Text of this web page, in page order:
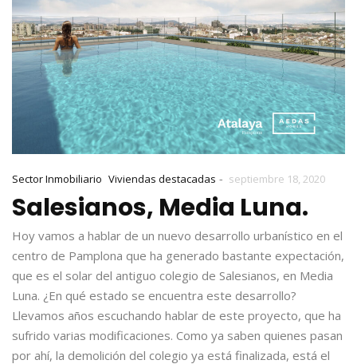
Sector Inmobiliario Viviendas destacadas - septiembre 18, 2020
Salesianos, Media Luna.
Hoy vamos a hablar de un nuevo desarrollo urbanístico en el
centro de Pamplona que ha generado bastante expectación,
que es el solar del antiguo colegio de Salesianos, en Media
Luna. ¿En qué estado se encuentra este desarrollo?
Llevamos años escuchando hablar de este proyecto, que ha
sufrido varias modificaciones. Como ya saben quienes pasan
por ahí, la demolición del colegio ya está finalizada, está el